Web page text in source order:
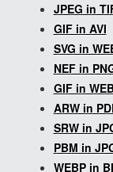
JPEG in
GIF in AVI
SVG in
NEF in
GIF in
ARW in
SRW in
PBM in
WEBP in